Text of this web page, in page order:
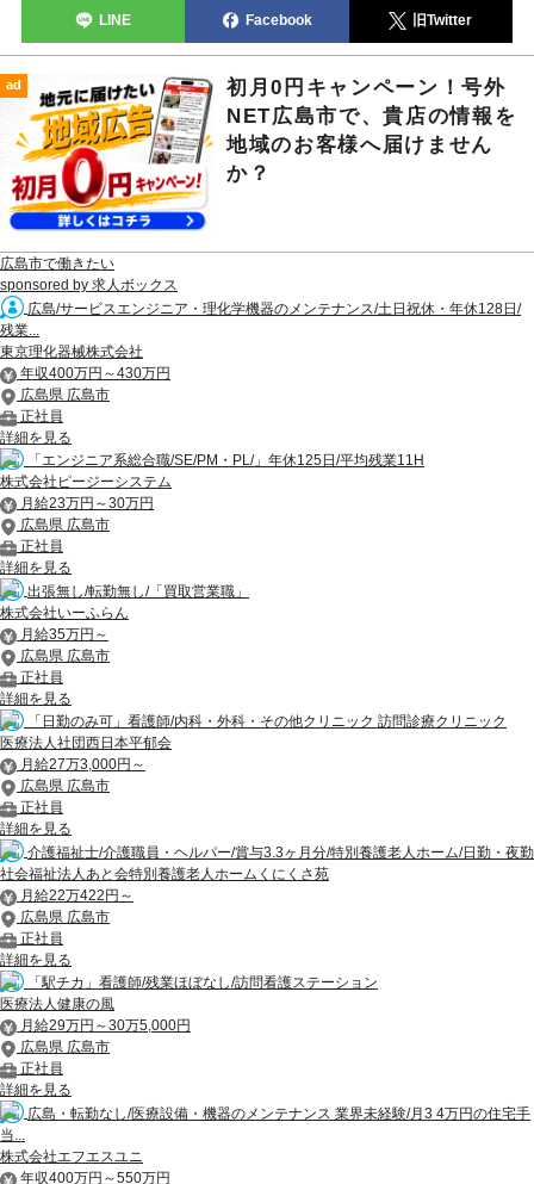
LINE Facebook 旧Twitter
ad
初月0円キャンペーン！号外
NET広島市で、貴店の情報を
地域のお客様へ届けません
か？
広島市で働きたい
sponsored by 求人ボックス
広島/サービスエンジニア・理化学機器のメンテナンス/土日祝休・年休128日/
残業...
東京理化器械株式会社
年収400万円～430万円
広島県 広島市
正社員
詳細を見る
「エンジニア系総合職/SE/PM・PL/」年休125日/平均残業11H
株式会社ピージーシステム
月給23万円～30万円
広島県 広島市
正社員
詳細を見る
出張無し/転勤無し/「買取営業職」
株式会社いーふらん
月給35万円～
広島県 広島市
正社員
詳細を見る
「日勤のみ可」看護師/内科・外科・その他クリニック 訪問診療クリニック
医療法人社団西日本平郁会
月給27万3,000円～
広島県 広島市
正社員
詳細を見る
介護福祉士/介護職員・ヘルパー/賞与3.3ヶ月分/特別養護老人ホーム/日勤・夜勤
社会福祉法人あと会特別養護老人ホームくにくさ苑
月給22万422円～
広島県 広島市
正社員
詳細を見る
「駅チカ」看護師/残業ほぼなし/訪問看護ステーション
医療法人健康の風
月給29万円～30万5,000円
広島県 広島市
正社員
詳細を見る
広島・転勤なし/医療設備・機器のメンテナンス 業界未経験/月3 4万円の住宅手
当...
株式会社エフエスユニ
年収400万円～550万円